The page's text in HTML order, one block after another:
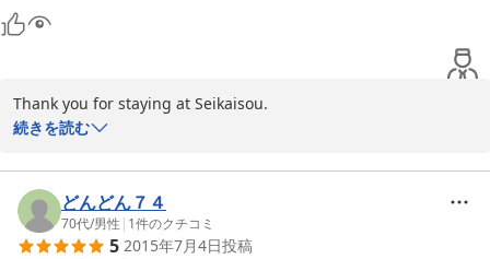
Thank you for staying at Seikaisou.
I am very happy because I can be a maid of good travel.
続きを読む
どんどん７４
70代/男性 | 1件のクチコミ
5 2015年7月4日投稿